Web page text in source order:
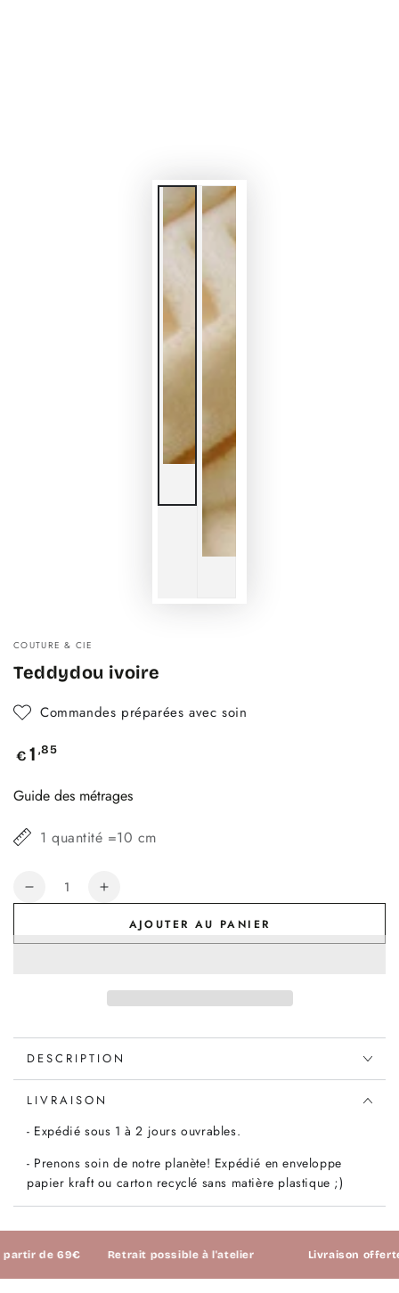
COUTURE & CIE
Teddydou ivoire
Commandes préparées avec soin
Prix
€ 1 ,85
Guide des métrages
1 quantité =10 cm
Quantité
Réduire
Augmenter
quantité
ivoire
AJOUTER AU PANIER
DESCRIPTION
LIVRAISON
- Expédié sous 1 à 2 jours ouvrables.
- Prenons soin de notre planète! Expédié en enveloppe
papier kraft ou carton recyclé sans matière plastique ;)
de 69€ Retrait possible à l'atelier Livraison offerte à